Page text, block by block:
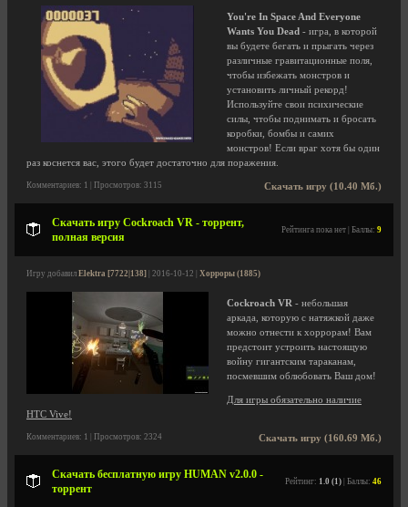
You're In Space And Everyone
Wants You Dead - игра, в которой
вы будете бегать и прыгать через
различные гравитационные поля,
чтобы избежать монстров и
установить личный рекорд!
Используйте свои психические
силы, чтобы поднимать и бросать
коробки, бомбы и самих
монстров! Если враг хотя бы один
раз коснется вас, этого будет достаточно для поражения.
Скачать игру (10.40 Мб.)
Комментариев: 1 | Просмотров: 3115
Скачать игру Cockroach VR - торрент,
полная версия
Рейтинга пока нет | Баллы: 9
Игру добавил Elektra [7722|138] | 2016-10-12 | Хорроры (1885)
Cockroach VR - небольшая
аркада, которую с натяжкой даже
можно отнести к хоррорам! Вам
предстоит устроить настоящую
войну гигантским тараканам,
посмевшим облюбовать Ваш дом!
Для игры обязательно наличие
HTC Vive!
Скачать игру (160.69 Мб.)
Комментариев: 1 | Просмотров: 2324
Скачать бесплатную игру HUMAN v2.0.0 -
торрент
Рейтинг: 1.0 (1) | Баллы: 46